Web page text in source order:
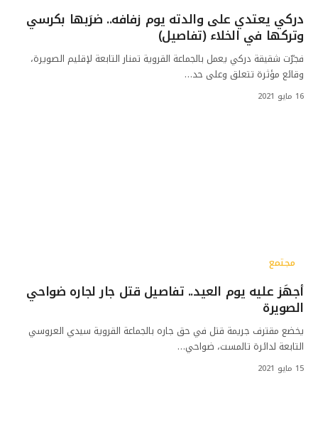
دركي يعتدي على والدته يوم زفافه.. ضرَبها بكرسي
وتركها في الخلاء (تفاصيل)
فجرّت شقيقة دركي يعمل بالجماعة القروية تمنار التابعة لإقليم الصويرة،
وقائع مؤثرة تتعلق وعلى حد…
16 مايو 2021
مجتمع
أجهَز عليه يوم العيد.. تفاصيل قتل جار لجاره ضواحي
الصويرة
يخضع مقترف جريمة قتل في حق جاره بالجماعة القروية سيدي العروسي
التابعة لدائرة تالمست، ضواحي…
15 مايو 2021